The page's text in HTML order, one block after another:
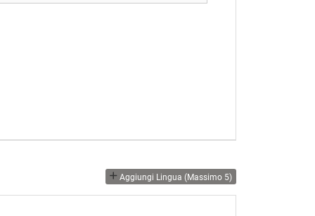
Aggiungi Lingua (massimo 5)